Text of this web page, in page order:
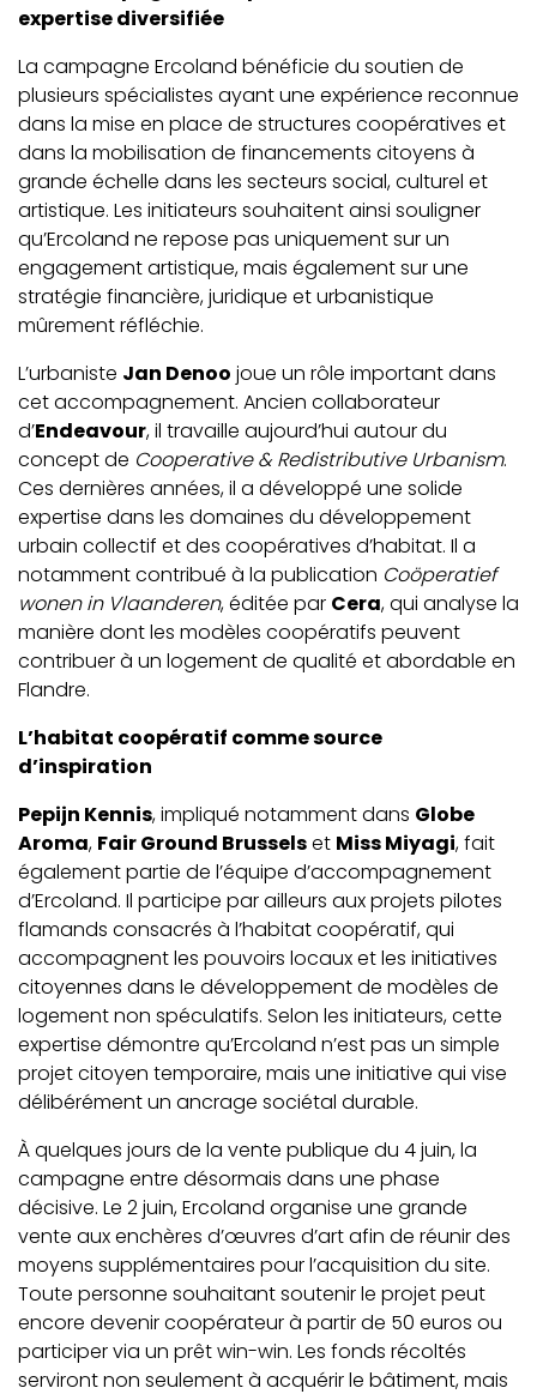
expertise diversifiée
La campagne Ercoland bénéficie du soutien de
plusieurs spécialistes ayant une expérience reconnue
dans la mise en place de structures coopératives et
dans la mobilisation de financements citoyens à
grande échelle dans les secteurs social, culturel et
artistique. Les initiateurs souhaitent ainsi souligner
qu’Ercoland ne repose pas uniquement sur un
engagement artistique, mais également sur une
stratégie financière, juridique et urbanistique
mûrement réfléchie.
L’urbaniste Jan Denoo joue un rôle important dans
cet accompagnement. Ancien collaborateur
d’Endeavour, il travaille aujourd’hui autour du
concept de Cooperative & Redistributive Urbanism.
Ces dernières années, il a développé une solide
expertise dans les domaines du développement
urbain collectif et des coopératives d’habitat. Il a
notamment contribué à la publication Coöperatief
wonen in Vlaanderen, éditée par Cera, qui analyse la
manière dont les modèles coopératifs peuvent
contribuer à un logement de qualité et abordable en
Flandre.
L’habitat coopératif comme source
d’inspiration
Pepijn Kennis, impliqué notamment dans Globe
Aroma, Fair Ground Brusselset Miss Miyagi, fait
également partie de l’équipe d’accompagnement
d’Ercoland. Il participe par ailleurs aux projets pilotes
flamands consacrés à l’habitat coopératif, qui
accompagnent les pouvoirs locaux et les initiatives
citoyennes dans le développement de modèles de
logement non spéculatifs. Selon les initiateurs, cette
expertise démontre qu’Ercoland n’est pas un simple
projet citoyen temporaire, mais une initiative qui vise
délibérément un ancrage sociétal durable.
À quelques jours de la vente publique du 4 juin, la
campagne entre désormais dans une phase
décisive. Le 2 juin, Ercoland organise une grande
vente aux enchères d’œuvres d’art afin de réunir des
moyens supplémentaires pour l’acquisition du site.
Toute personne souhaitant soutenir le projet peut
encore devenir coopérateur à partir de 50 euros ou
participer via un prêt win-win. Les fonds récoltés
serviront non seulement à acquérir le bâtiment, mais